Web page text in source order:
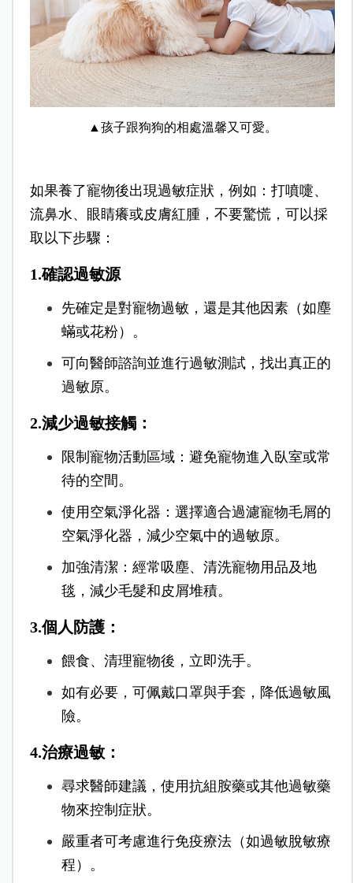
▲孩子跟狗狗的相處溫馨又可愛。
如果養了寵物後出現過敏症狀，例如：打噴嚏、
流鼻水、眼睛癢或皮膚紅腫，不要驚慌，可以採
取以下步驟：
1.確認過敏源
先確定是對寵物過敏，還是其他因素（如塵
蟎或花粉）。
可向醫師諮詢並進行過敏測試，找出真正的
過敏原。
2.減少過敏接觸：
限制寵物活動區域：避免寵物進入臥室或常
待的空間。
使用空氣淨化器：選擇適合過濾寵物毛屑的
空氣淨化器，減少空氣中的過敏原。
加強清潔：經常吸塵、清洗寵物用品及地
毯，減少毛髮和皮屑堆積。
3.個人防護：
餵食、清理寵物後，立即洗手。
如有必要，可佩戴口罩與手套，降低過敏風
險。
4.治療過敏：
尋求醫師建議，使用抗組胺藥或其他過敏藥
物來控制症狀。
嚴重者可考慮進行免疫療法（如過敏脫敏療
程）。